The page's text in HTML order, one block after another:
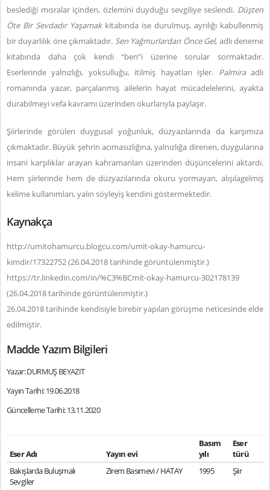
beslediği mısralar içinden, özlemini duyduğu sevgiliye seslendi. Düşten
Öte Bir Sevdadır Yaşamakkitabında ise durulmuş, ayrılığı kabullenmiş
bir duyarlılık öne çıkmaktadır. Sen Yağmurlardan Önce Gel, adlı deneme
kitabında daha çok kendi “ben”i üzerine sorular sormaktadır.
Eserlerinde yalnızlığı, yoksulluğu, itilmiş hayatları işler. Palmiraadlı
romanında yazar, parçalanmış ailelerin hayat mücadelelerini, ayakta
durabilmeyi vefa kavramı üzerinden okurlarıyla paylaşır.
Şiirlerinde görülen duygusal yoğunluk, düzyazılarında da karşımıza
çıkmaktadır. Büyük şehrin acımasızlığına, yalnızlığa direnen, duygularına
insani karşılıklar arayan kahramanları üzerinden düşüncelerini aktardı.
Hem şiirlerinde hem de düzyazılarında okuru yormayan, alışılagelmiş
kelime kullanımları, yalın söyleyiş kendini göstermektedir.
Kaynakça
http://umitohamurcu.blogcu.com/umit-okay-hamurcu-
kimdir/17322752 (26.04.2018 tarihinde görüntülenmiştir.)
https://tr.linkedin.com/in/%C3%BCmit-okay-hamurcu-302178139
(26.04.2018 tarihinde görüntülenmiştir.)
26.04.2018 tarihinde kendisiyle birebir yapılan görüşme neticesinde elde
edilmiştir.
Madde Yazım Bilgileri
Yazar: DURMUŞ BEYAZIT
Yayın Tarihi: 19.06.2018
Güncelleme Tarihi: 13.11.2020
Eser Adı Yayın evi
Basım
yılı
Eser
türü
Bakışlarda Buluşmalı
Sevgiler
Zirem Basımevi / HATAY 1995 Şiir